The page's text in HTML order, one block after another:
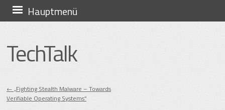
TechTalk
Hauptmenü
Zum
Inhalt
Beitragsnavigation
← „Fighting Stealth Malware – Towards
Verifiable Operating Systems“